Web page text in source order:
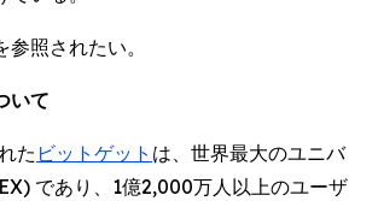
参照されたい。
いて
た ビットゲット は、世界最大のユニバ
であり、1億2,000万人以上のユーザ